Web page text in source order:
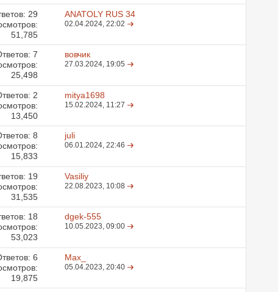
29
51,785
ANATOLY RUS 34
02.04.2024,22:02
7
25,498
вовчик
27.03.2024, 19:05
2
13,450
mitya1698
15.02.2024, 11:27
8
15,833
juli
06.01.2024,22:46
19
31,535
Vasiliy
22.08.2023, 10:08
18
53,023
dgek-555
10.05.2023,09:00
6
19,875
Max_
05.04.2023,20:40